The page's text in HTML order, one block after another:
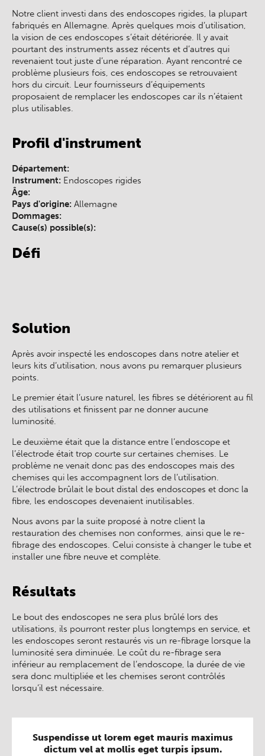
Solution
Après avoir inspecté les endoscopes dans notre atelier et
leurs kits d’utilisation, nous avons pu remarquer plusieurs
points.
Le premier était l’usure naturel, les fibres se détériorent au fil
des utilisations et finissent par ne donner aucune
luminosité.
Le deuxième était que la distance entre l’endoscope et
l’électrode était trop courte sur certaines chemises. Le
problème ne venait donc pas des endoscopes mais des
chemises qui les accompagnent lors de l’utilisation.
L’électrode brûlait le bout distal des endoscopes et donc la
fibre, les endoscopes devenaient inutilisables.
Nous avons par la suite proposé à notre client la
restauration des chemises non conformes, ainsi que le re-
fibrage des endoscopes. Celui consiste à changer le tube et
installer une fibre neuve et complète.
Résultats
Le bout des endoscopes ne sera plus brûlé lors des
utilisations, ils pourront rester plus longtemps en service, et
les endoscopes seront restaurés vis un re-fibrage lorsque la
luminosité sera diminuée. Le coût du re-fibrage sera
inférieur au remplacement de l’endoscope, la durée de vie
sera donc multipliée et les chemises seront contrôlés
lorsqu’il est nécessaire.
Suspendisse ut lorem eget mauris maximus
dictum vel at mollis eget turpis ipsum.
Notre client investi dans des endoscopes rigides, la plupart
fabriqués en Allemagne. Après quelques mois d’utilisation,
la vision de ces endoscopes s’était détériorée. Il y avait
pourtant des instruments assez récents et d’autres qui
revenaient tout juste d’une réparation. Ayant rencontré ce
problème plusieurs fois, ces endoscopes se retrouvaient
hors du circuit. Leur fournisseurs d’équipements
proposaient de remplacer les endoscopes car ils n’étaient
plus utilisables.
Profil d'instrument
Département:
Instrument: Endoscopes rigides
Âge:
Pays d'origine: Allemagne
Dommages:
Cause(s) possible(s):
Défi